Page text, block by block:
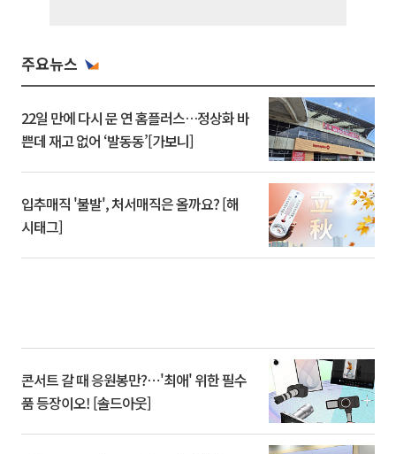
주요뉴스
22일 만에 다시 문 연 홈플러스…정상화 바
쁜데 재고 없어 ‘발동동’[가보니]
입추매직 '불발', 처서매직은 올까요? [해
시태그]
콘서트 갈 때 응원봉만?⋯'최애' 위한 필수
품 등장이오! [솔드아웃]